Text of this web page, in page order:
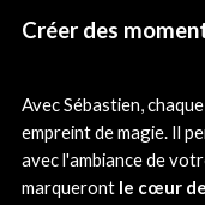
Créer des
Avec Sébastien,
empreint de magie. Il
avec l'ambiance de
marqueront le cœur